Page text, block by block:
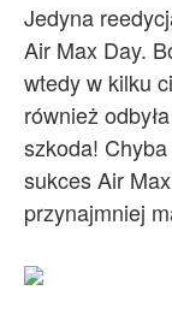
Jedyna
Air Max Day.
wtedy w kilku
również
szkoda! Chyba
sukces Air
przynajmniej